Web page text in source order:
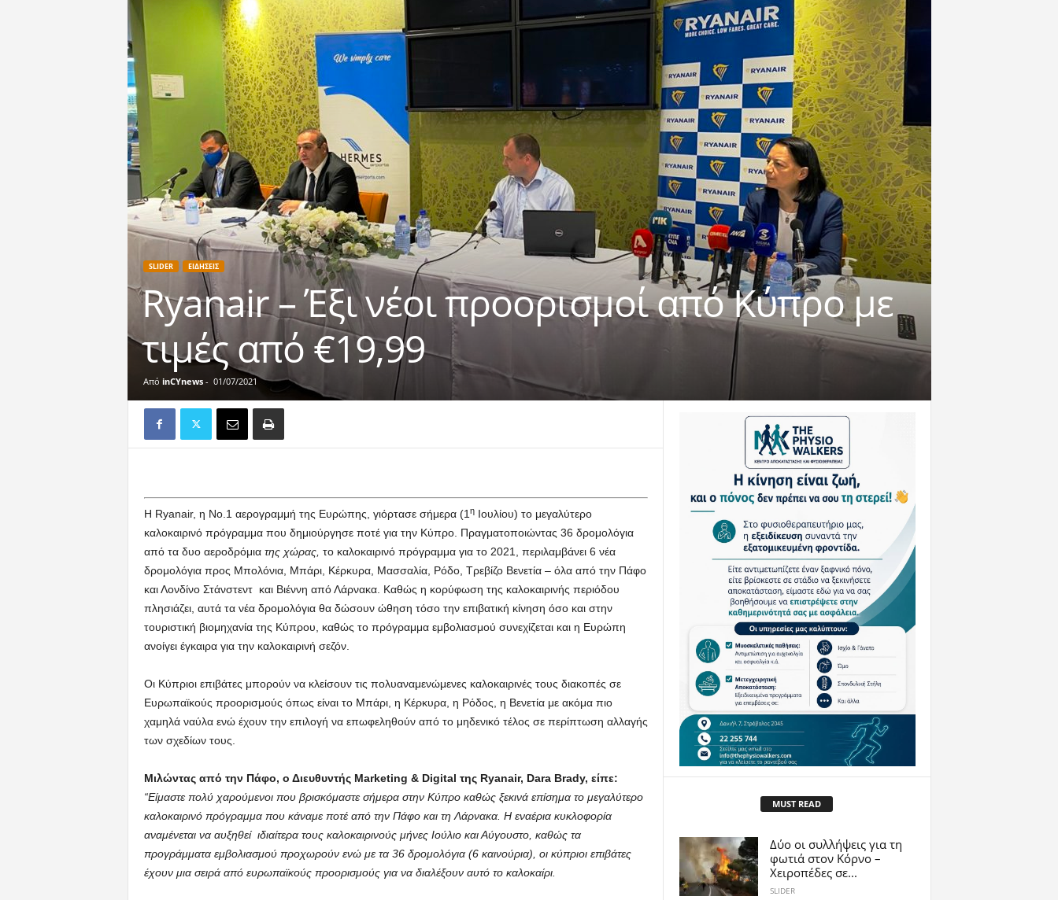
SLIDER ΕΙΔΗΣΕΙΣ
Ryanair – Έξι νέοι προορισμοί από Κύπρο με
τιμές από €19,99
Από inCYnews- 01/07/2021
Η Ryanair, η No.1 αερογραμμή της Ευρώπης, γιόρτασε σήμερα (1 ηΙουλίου) το μεγαλύτερο
καλοκαιρινό πρόγραμμα που δημιούργησε ποτέ για την Κύπρο. Πραγματοποιώντας 36 δρομολόγια
από τα δυο αεροδρόμια της χώρας, το καλοκαιρινό πρόγραμμα για το 2021, περιλαμβάνει 6 νέα
δρομολόγια προς Μπολόνια, Μπάρι, Κέρκυρα, Μασσαλία, Ρόδο, Τρεβίζο Βενετία – όλα από την Πάφο
και Λονδίνο Στάνστεντ και Βιέννη από Λάρνακα. Καθώς η κορύφωση της καλοκαιρινής περιόδου
πλησιάζει, αυτά τα νέα δρομολόγια θα δώσουν ώθηση τόσο την επιβατική κίνηση όσο και στην
τουριστική βιομηχανία της Κύπρου, καθώς το πρόγραμμα εμβολιασμού συνεχίζεται και η Ευρώπη
ανοίγει έγκαιρα για την καλοκαιρινή σεζόν.
Οι Κύπριοι επιβάτες μπορούν να κλείσουν τις πολυαναμενώμενες καλοκαιρινές τους διακοπές σε
Ευρωπαϊκούς προορισμούς όπως είναι το Μπάρι, η Κέρκυρα, η Ρόδος, η Βενετία με ακόμα πιο
χαμηλά ναύλα ενώ έχουν την επιλογή να επωφεληθούν από το μηδενικό τέλος σε περίπτωση αλλαγής
των σχεδίων τους.
Μιλώντας από την Πάφο, ο Διευθυντής Marketing & Digital της Ryanair, Dara Brady, είπε:
“Είμαστε πολύ χαρούμενοι που βρισκόμαστε σήμερα στην Κύπρο καθώς ξεκινά επίσημα το μεγαλύτερο
καλοκαιρινό πρόγραμμα που κάναμε ποτέ από την Πάφο και τη Λάρνακα. Η εναέρια κυκλοφορία
αναμένεται να αυξηθεί ιδιαίτερα τους καλοκαιρινούς μήνες Ιούλιο και Αύγουστο, καθώς τα
προγράμματα εμβολιασμού προχωρούν ενώ με τα 36 δρομολόγια (6 καινούρια), οι κύπριοι επιβάτες
έχουν μια σειρά από ευρωπαϊκούς προορισμούς για να διαλέξουν αυτό το καλοκαίρι.
MUST READ
Δύο οι συλλήψεις για τη
φωτιά στον Κόρνο –
Χειροπέδες σε...
SLIDER